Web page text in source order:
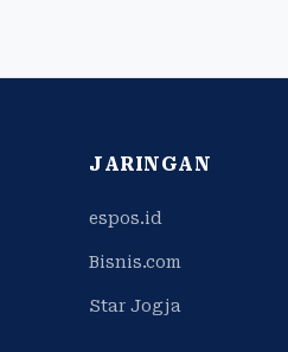
JARINGAN
espos.id
Bisnis.com
Star Jogja